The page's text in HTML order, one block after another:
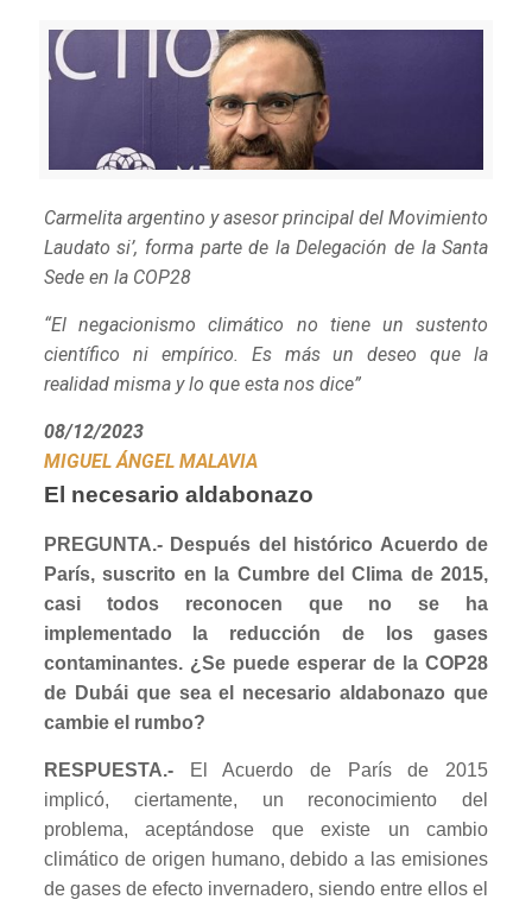
Carmelita argentino y asesor principal del Movimiento
Laudato si’, forma parte de la Delegación de la Santa
Sede en la COP28
“El negacionismo climático no tiene un sustento
científico ni empírico. Es más un deseo que la
realidad misma y lo que esta nos dice”
08/12/2023
MIGUEL ÁNGEL MALAVIA
El necesario aldabonazo
PREGUNTA.- Después del histórico Acuerdo de
París, suscrito en la Cumbre del Clima de 2015,
casi todos reconocen que no se ha
implementado la reducción de los gases
contaminantes. ¿Se puede esperar de la COP28
de Dubái que sea el necesario aldabonazo que
cambie el rumbo?
RESPUESTA.-El Acuerdo de París de 2015
implicó, ciertamente, un reconocimiento del
problema, aceptándose que existe un cambio
climático de origen humano, debido a las emisiones
de gases de efecto invernadero, siendo entre ellos el